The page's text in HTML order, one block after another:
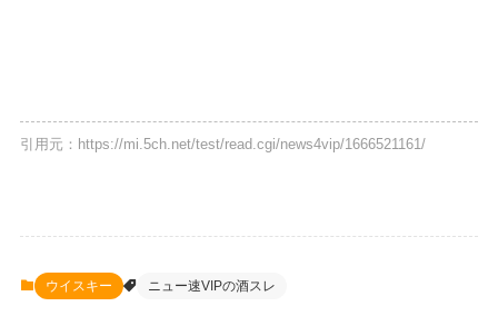
引用元：https://mi.5ch.net/test/read.cgi/news4vip/1666521161/
ウイスキー ニュー速VIPの酒スレ